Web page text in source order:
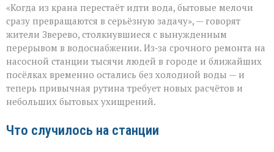
воды
ни
туда
ни
сюда:
в
Зверево
и
окрестностях —
«Когда из крана перестаёт идти вода, бытовые мелочи
сразу превращаются в серьёзную задачу», — говорят
жители Зверево, столкнувшиеся с вынужденным
перерывом в водоснабжении. Из‑за срочного ремонта на
насосной станции тысячи людей в городе и ближайших
посёлках временно остались без холодной воды — и
теперь привычная рутина требует новых расчётов и
небольших бытовых ухищрений.
Что случилось на станции